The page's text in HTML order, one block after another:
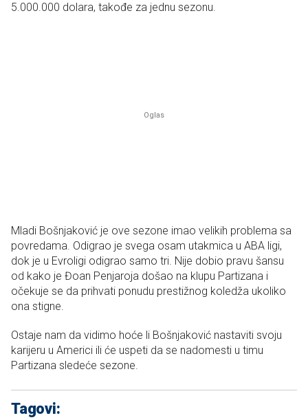
5.000.000 dolara, takođe za jednu sezonu.
Mladi Bošnjaković je ove sezone imao velikih problema sa
povredama. Odigrao je svega osam utakmica u ABA ligi,
dok je u Evroligi odigrao samo tri. Nije dobio pravu šansu
od kako je Đoan Penjaroja došao na klupu Partizana i
očekuje se da prihvati ponudu prestižnog koledža ukoliko
ona stigne.
Ostaje nam da vidimo hoće li Bošnjaković nastaviti svoju
karijeru u Americi ili će uspeti da se nadomesti u timu
Partizana sledeće sezone.
Tagovi: